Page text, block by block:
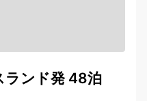
ランド発 48泊